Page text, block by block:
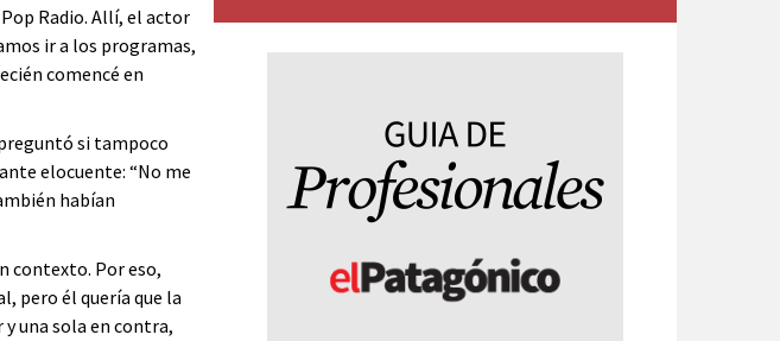
Radio. Allí, el actor
ir a los programas,
comencé en
si tampoco
elocuente: “No me
habían
contexto. Por eso,
pero él quería que la
una sola en contra,